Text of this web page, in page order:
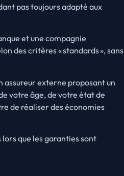
pas toujours adapté aux
et une compagnie
des critères « standards », sans
assureur externe proposant un
votre âge, de votre état de
de réaliser des économies
que les garanties sont